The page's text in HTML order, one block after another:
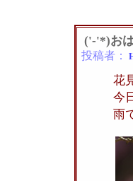
('-'*)お
投稿者：
花
今
雨